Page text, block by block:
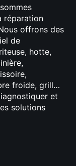
réparation
offrons des
de
hotte,
froide, grill…
et
solutions